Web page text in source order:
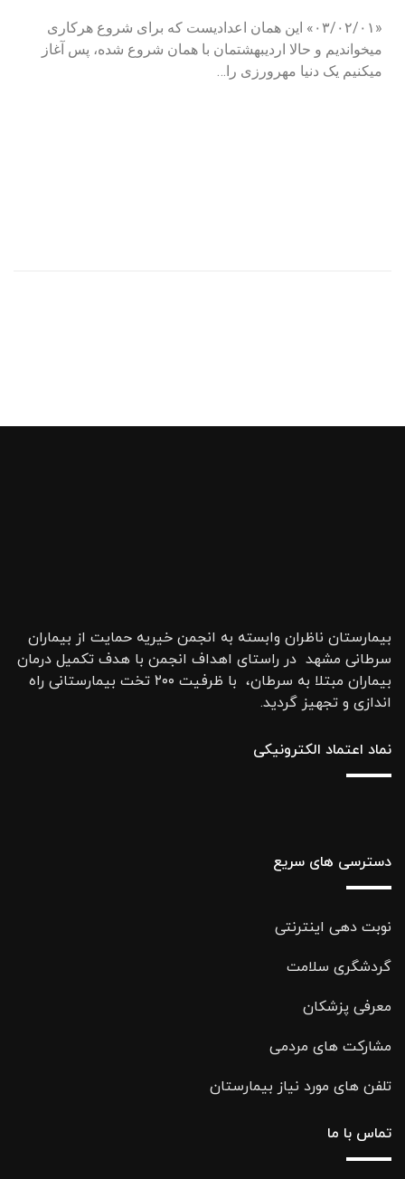
«۰۳/۰۲/۰۱» این همان اعدادیست که برای شروع هرکاری
میخواندیم و حالا اردیبهشتمان با همان شروع شده، پس آغاز
میکنیم یک دنیا مهرورزی را…
بیمارستان ناظران وابسته به انجمن خیریه حمایت از بیماران
سرطانی مشهد در راستای اهداف انجمن با هدف تکمیل درمان
بیماران مبتلا به سرطان، با ظرفیت ۲۰۰ تخت بیمارستانی راه
اندازی و تجهیز گردید.
نماد اعتماد الکترونیکی
دسترسی های سریع
نوبت دهی اینترنتی
گردشگری سلامت
معرفی پزشکان
مشارکت های مردمی
تلفن های مورد نیاز بیمارستان
تماس با ما